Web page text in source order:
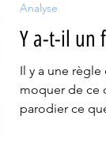
Y a-t-il un
Il y a une
moquer de ce
parodier ce
Analyse